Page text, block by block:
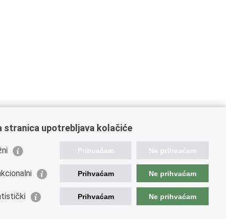
poveznice
Republike Hrvatske
stranica upotrebljava kolačiće
Prihvaćam Ne prihvaćam
Prihvaćam Ne prihvaćam
Prihvaćam Ne prihvaćam